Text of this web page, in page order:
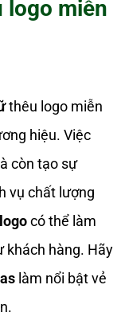
logo miễn
thêu logo miễn
hiệu. Việc
còn tạo sự
vụ chất lượng
có thể làm
khách hàng. Hãy
làm nổi bật vẻ